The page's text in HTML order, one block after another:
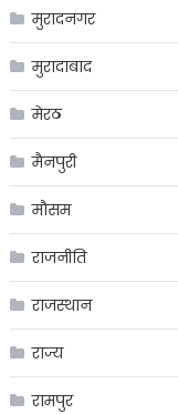
मुरादनगर
मुरादाबाद
मेरठ
मैनपुरी
मौसम
राजनीति
राजस्थान
राज्य
रामपुर